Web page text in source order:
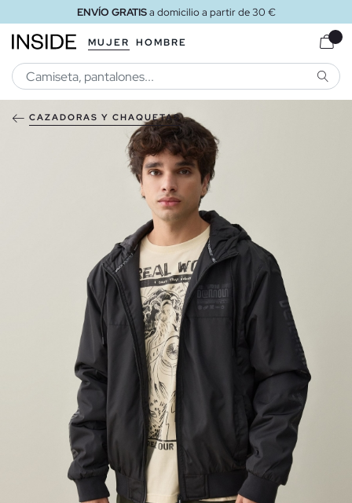
ENVÍO GRATISa domicilio a partir de 30 €
MUJER HOMBRE
CAZADORAS Y CHAQUETAS